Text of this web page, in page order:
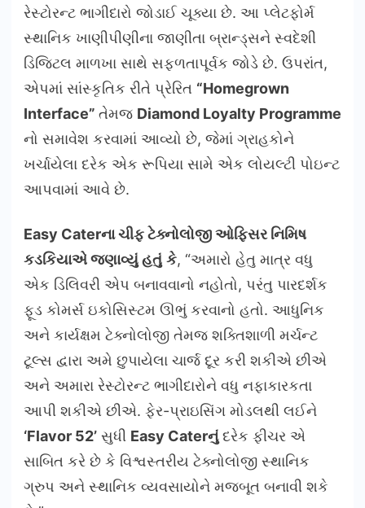
રેસ્ટોરન્ટ ભાગીદારો જોડાઈ ચૂક્યા છે. આ પ્લેટફોર્મ
સ્થાનિક ખાણીપીણીના જાણીતા બ્રાન્ડ્સને સ્વદેશી
ડિજિટલ માળખા સાથે સફળતાપૂર્વક જોડે છે. ઉપરાંત,
એપમાં સાંસ્કૃતિક રીતે પ્રેરિત “Homegrown
Interface” તેમજ Diamond Loyalty Programme
નો સમાવેશ કરવામાં આવ્યો છે, જેમાં ગ્રાહકોને
ખર્ચાયેલા દરેક એક રૂપિયા સામે એક લોયલ્ટી પોઇન્ટ
આપવામાં આવે છે.
Easy Caterના ચીફ ટેક્નોલોજી ઓફિસર નિમિષ
કડકિયાએ જણાવ્યું હતું કે, “અમારો હેતુ માત્ર વધુ
એક ડિલિવરી એપ બનાવવાનો નહોતો, પરંતુ પારદર્શક
ફૂડ કોમર્સ ઇકોસિસ્ટમ ઊભું કરવાનો હતો. આધુનિક
અને કાર્યક્ષમ ટેક્નોલોજી તેમજ શક્તિશાળી મર્ચન્ટ
ટૂલ્સ દ્વારા અમે છુપાયેલા ચાર્જ દૂર કરી શકીએ છીએ
અને અમારા રેસ્ટોરન્ટ ભાગીદારોને વધુ નફાકારકતા
આપી શકીએ છીએ. ફેર-પ્રાઇસિંગ મોડલથી લઈને
‘Flavor 52’ સુધી Easy Caterનુંદરેક ફીચર એ
સાબિત કરે છે કે વિશ્વસ્તરીય ટેક્નોલોજી સ્થાનિક
ગ્રુપ અને સ્થાનિક વ્યવસાયોને મજબૂત બનાવી શકે